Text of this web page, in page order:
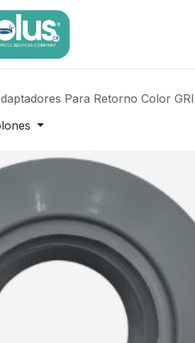
Para Retorno Color